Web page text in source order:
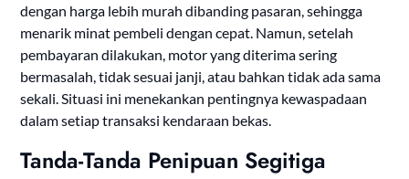
dengan harga lebih murah dibanding pasaran, sehingga
menarik minat pembeli dengan cepat. Namun, setelah
pembayaran dilakukan, motor yang diterima sering
bermasalah, tidak sesuai janji, atau bahkan tidak ada sama
sekali. Situasi ini menekankan pentingnya kewaspadaan
dalam setiap transaksi kendaraan bekas.
Tanda-Tanda Penipuan Segitiga